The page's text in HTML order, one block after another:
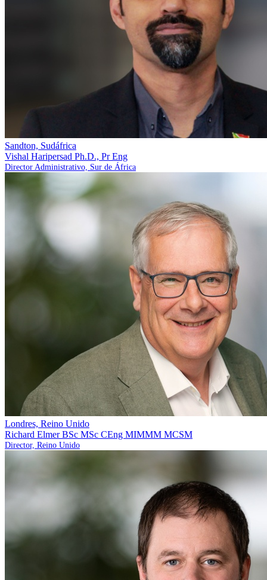
Sandton, Sudáfrica
Vishal Haripersad Ph.D., Pr Eng
Director Administrativo, Sur de África
Londres, Reino Unido
Richard ElmerBSc MSc CEng MIMMM MCSM
Director, Reino Unido